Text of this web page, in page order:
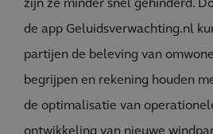
zijn ze minder snel gehinderd.
de app Geluidsverwachting.nl
partijen de beleving van
begrijpen en rekening houden
de optimalisatie van